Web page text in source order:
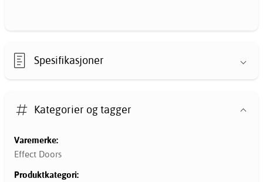
Spesifikasjoner
Kategorier og tagger
Varemerke:
Effect Doors
Produktkategori: